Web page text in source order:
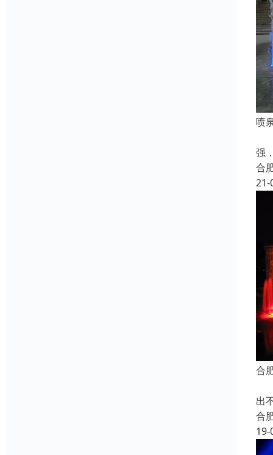
喷
强
合
21-
合
出
合
19-